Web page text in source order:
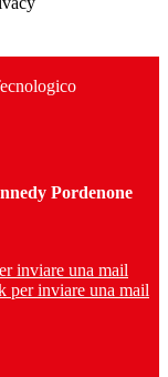
Pordenone
inviare una mail
per inviare una mail